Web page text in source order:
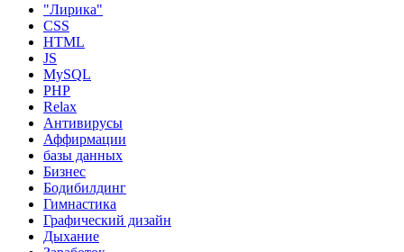
"Лирика"
CSS
HTML
JS
MySQL
PHP
Relax
Антивирусы
Аффирмации
базы данных
Бизнес
Бодибилдинг
Гимнастика
Графический дизайн
Дыхание